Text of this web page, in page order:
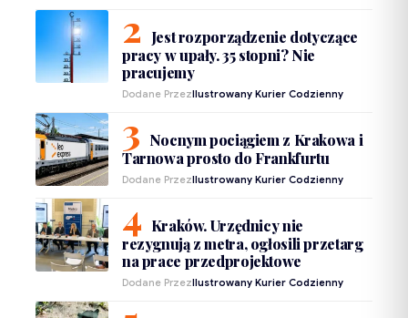
Jest rozporządzenie dotyczące
pracy w upały. 35 stopni? Nie
pracujemy
Dodane PrzezIlustrowany Kurier Codzienny
Nocnym pociągiem z Krakowa i
Tarnowa prosto do Frankfurtu
Dodane PrzezIlustrowany Kurier Codzienny
Kraków. Urzędnicy nie
rezygnują z metra, ogłosili przetarg
na prace przedprojektowe
Dodane PrzezIlustrowany Kurier Codzienny